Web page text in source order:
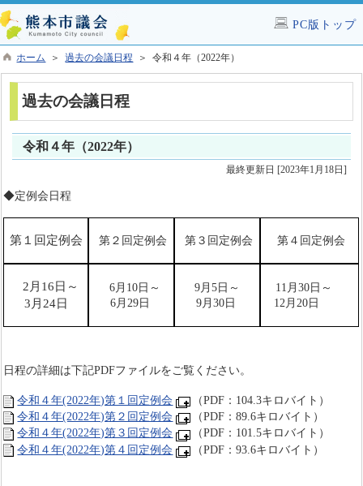
PC版トップ
ホーム ＞過去の会議日程 ＞ 令和４年（2022年）
過去の会議日程
令和４年（2022年）
最終更新日 [2023年1月18日]
◆定例会日程
第１回定例会 第２回定例会 第３回定例会 第４回定例会
2月16日 ～
3月24日
6月10日～
6月29日
9月5日～
9月30日
11月30日～
12月20日
日程の詳細は下記PDFファイルをご覧ください。
令和４年(2022年)第１回定例会
（PDF：104.3キロバイト）
令和４年(2022年)第２回定例会
（PDF：89.6キロバイト）
令和４年(2022年)第３回定例会
（PDF：101.5キロバイト）
令和４年(2022年)第４回定例会
（PDF：93.6キロバイト）